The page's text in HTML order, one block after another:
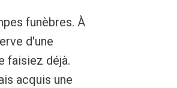
funèbres. À
d'une
faisiez déjà.
acquis une